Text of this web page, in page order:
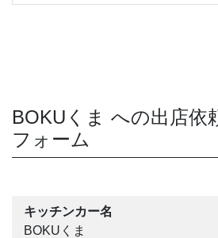
BOKUくま への出店依
フォーム
キッチンカー名
BOKUくま